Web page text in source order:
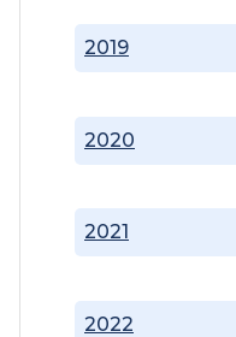
2019
2020
2021
2022